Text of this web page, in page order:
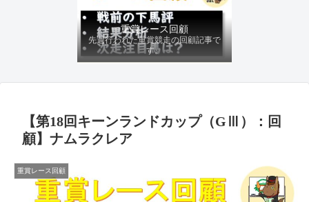
重賞レース回顧
先週行われた重賞競走の回顧記事で
す。
【第18回キーンランドカップ（GⅢ）：回
顧】ナムラクレア
重賞レース回顧